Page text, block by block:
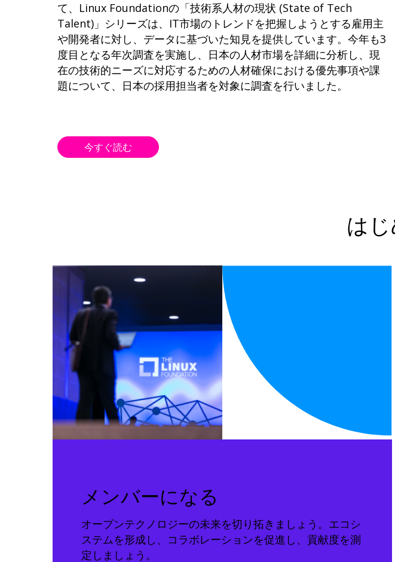
て、Linux Foundationの「技術系人材の現状 (State of Tech
Talent)」シリーズは、IT市場のトレンドを把握しようとする雇用主
や開発者に対し、データに基づいた知見を提供しています。今年も3
度目となる年次調査を実施し、日本の人材市場を詳細に分析し、現
在の技術的ニーズに対応するための人材確保における優先事項や課
題について、日本の採用担当者を対象に調査を行いました。
今すぐ読む
は
メンバーになる
オープンテクノロジーの未来を切り拓きましょう。エコシ
ステムを形成し、コラボレーションを促進し、貢献度を測
定しましょう。